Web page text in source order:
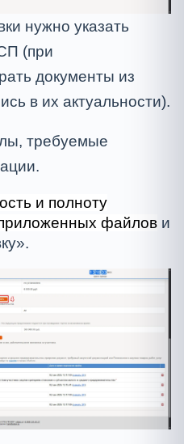
нужно указать
(при
документы из
в их актуальности).
требуемые
и полноту
файлов и